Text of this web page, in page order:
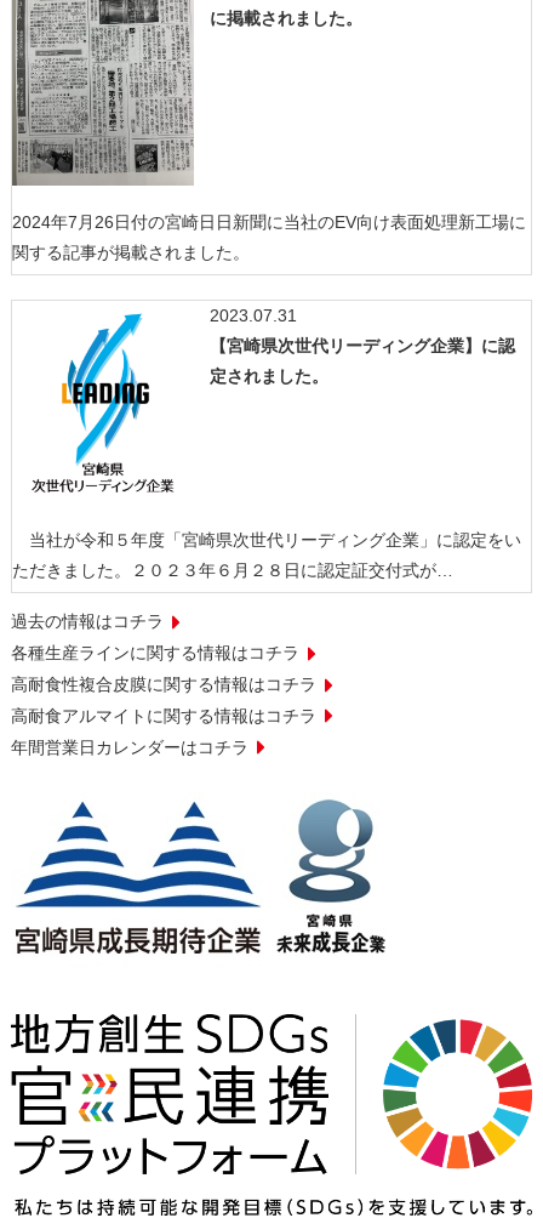
に掲載されました。
2024年7月26日付の宮崎日日新聞に当社のEV向け表面処理新工場に
関する記事が掲載されました。
2023.07.31
【宮崎県次世代リーディング企業】に認
定されました。
当社が令和５年度「宮崎県次世代リーディング企業」に認定をい
ただきました。２０２３年６月２８日に認定証交付式が…
過去の情報はコチラ
各種生産ラインに関する情報はコチラ
高耐食性複合皮膜に関する情報はコチラ
高耐食アルマイトに関する情報はコチラ
年間営業日カレンダーはコチラ